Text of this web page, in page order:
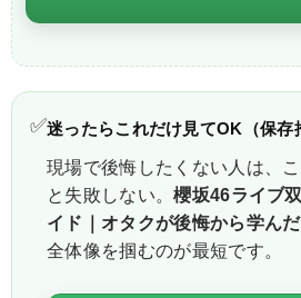
✅迷ったらこれだけ見てOK（保存
現場で後悔したくない人は、
と失敗しない。櫻坂46ライブ
イド｜オタクが後悔から学ん
全体像を掴むのが最短です。